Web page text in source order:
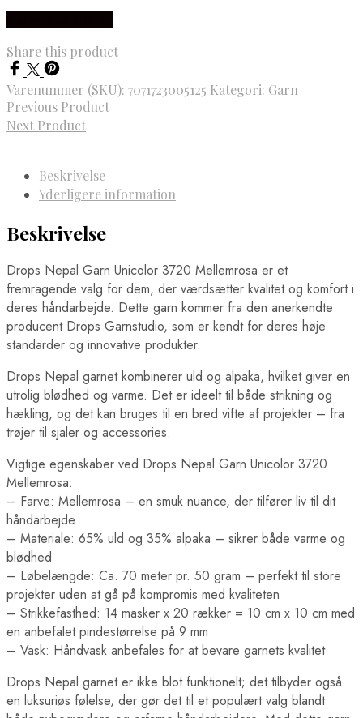
Share this product
Varenummer (SKU): 7071723005125 Kategori: Garn
Previous Product
Next Product
Beskrivelse
Yderligere information
Beskrivelse
Drops Nepal Garn Unicolor 3720 Mellemrosa er et
fremragende valg for dem, der værdsætter kvalitet og komfort i
deres håndarbejde. Dette garn kommer fra den anerkendte
producent Drops Garnstudio, som er kendt for deres høje
standarder og innovative produkter.
Drops Nepal garnet kombinerer uld og alpaka, hvilket giver en
utrolig blødhed og varme. Det er ideelt til både strikning og
hækling, og det kan bruges til en bred vifte af projekter – fra
trøjer til sjaler og accessories.
Vigtige egenskaber ved Drops Nepal Garn Unicolor 3720
Mellemrosa:
– Farve: Mellemrosa – en smuk nuance, der tilfører liv til dit
håndarbejde
– Materiale: 65% uld og 35% alpaka – sikrer både varme og
blødhed
– Løbelængde: Ca. 70 meter pr. 50 gram – perfekt til store
projekter uden at gå på kompromis med kvaliteten
– Strikkefasthed: 14 masker x 20 rækker = 10 cm x 10 cm med
en anbefalet pindestørrelse på 9 mm
– Vask: Håndvask anbefales for at bevare garnets kvalitet
Drops Nepal garnet er ikke blot funktionelt; det tilbyder også
en luksuriøs følelse, der gør det til et populært valg blandt